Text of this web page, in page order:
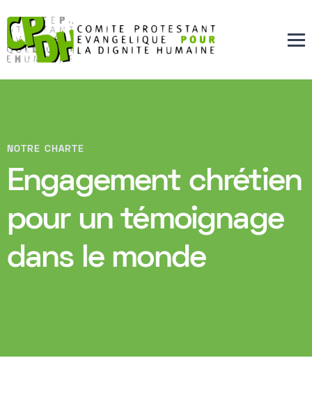
NOTRE CHARTE
Engagement chrétien
pour un témoignage
dans le monde